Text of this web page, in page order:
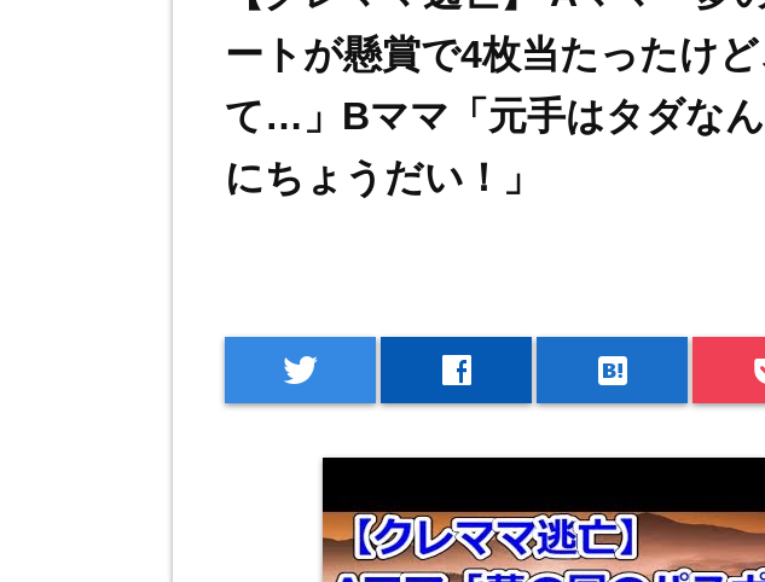
ートが懸賞で4枚当たったけ
て…」Bママ「元手はタダな
にちょうだい！」
twitter facebook hatenabookmark